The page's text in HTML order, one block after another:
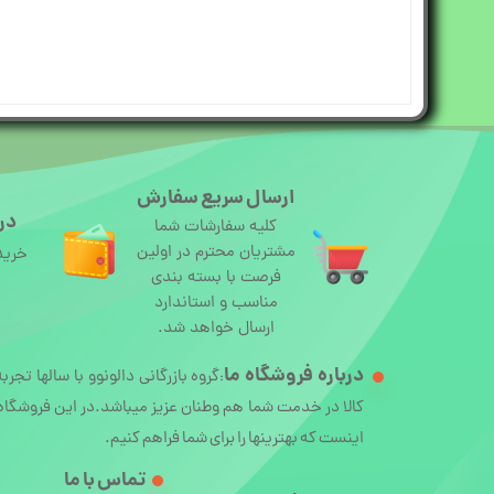
ارسال سریع سفارش
کلیه سفارشات شما
مشتریان محترم در اولین
فرصت با بسته بندی
مناسب و استاندارد
ارسال خواهد شد.
درباره فروشگاه ما:گروه بازرگانی دالونوو با سالها
کالا در خدمت شما هم وطنان عزیز میباشد.در این
اینست که بهترینها را برای شما فراهم کنیم.
تماس با ما